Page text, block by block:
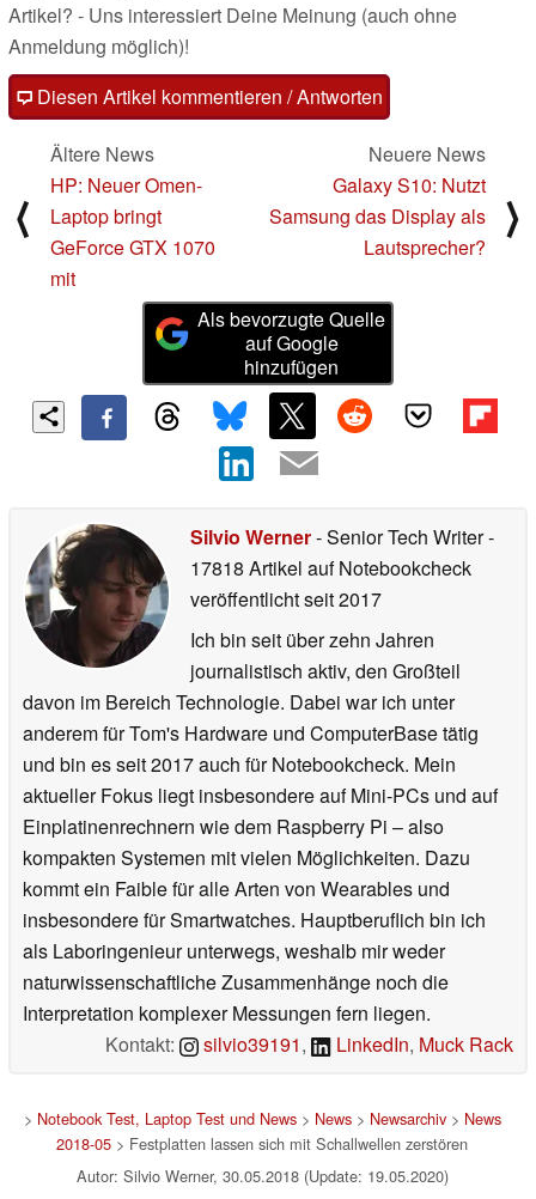
Artikel? - Uns interessiert Deine Meinung (auch ohne
Anmeldung möglich)!
Diesen Artikel kommentieren / Antworten
⟨
Ältere News
HP: Neuer Omen-
Laptop bringt
GeForce GTX 1070
mit
Neuere News
Galaxy S10: Nutzt
Samsung das Display als
Lautsprecher?
⟩
Als bevorzugte Quelle
auf Google
hinzufügen
Silvio Werner- Senior Tech Writer-
17818 Artikel auf Notebookcheck
veröffentlichtseit 2017
Ich bin seit über zehn Jahren
journalistisch aktiv, den Großteil
davon im Bereich Technologie. Dabei war ich unter
anderem für Tom's Hardware und ComputerBase tätig
und bin es seit 2017 auch für Notebookcheck. Mein
aktueller Fokus liegt insbesondere auf Mini-PCs und auf
Einplatinenrechnern wie dem Raspberry Pi – also
kompakten Systemen mit vielen Möglichkeiten. Dazu
kommt ein Faible für alle Arten von Wearables und
insbesondere für Smartwatches. Hauptberuflich bin ich
als Laboringenieur unterwegs, weshalb mir weder
naturwissenschaftliche Zusammenhänge noch die
Interpretation komplexer Messungen fern liegen.
Kontakt:
silvio39191, LinkedIn, Muck Rack
> Notebook Test, Laptop Test und News> News> Newsarchiv> News
2018-05 > Festplatten lassen sich mit Schallwellen zerstören
Autor: Silvio Werner, 30.05.2018 (Update: 19.05.2020)